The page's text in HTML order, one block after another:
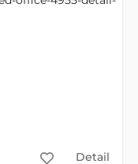
Detail